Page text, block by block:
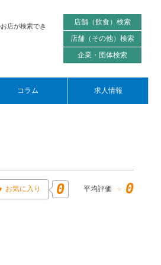
店が検索でき
店舗（飲食）検索
店舗（その他）検索
企業・団体検索
コラム 求人情報
お気に入り 0 平均評価 ☆ 0